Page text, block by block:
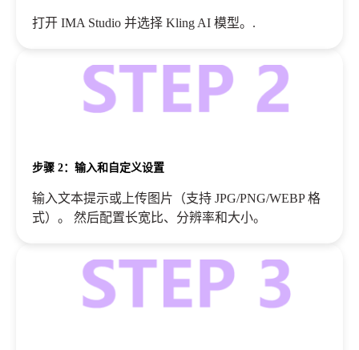
打开 IMA Studio 并选择 Kling AI 模型。.
步骤 2：输入和自定义设置
输入文本提示或上传图片（支持 JPG/PNG/WEBP 格
式）。 然后配置长宽比、分辨率和大小。